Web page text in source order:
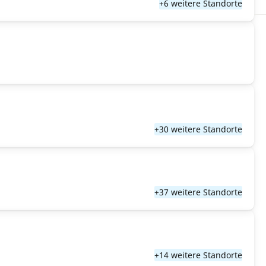
+6 weitere Standorte
+30 weitere Standorte
+37 weitere Standorte
+14 weitere Standorte